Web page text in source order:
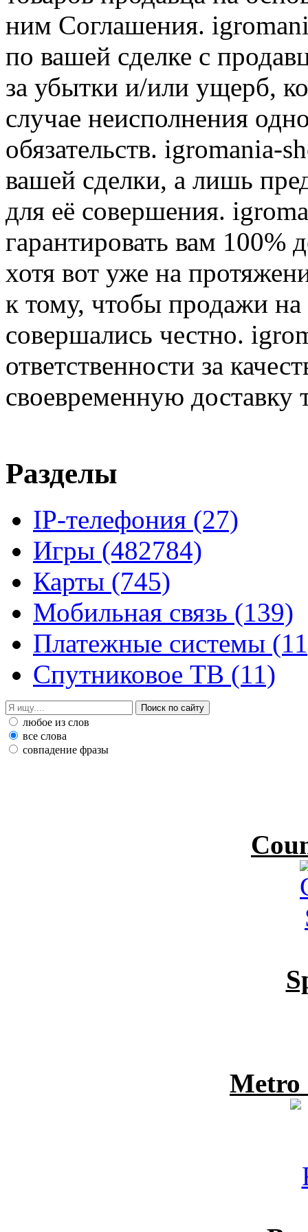
ним Соглашения.
по вашей сделке с
за убытки и/или ущерб,
случае неисполнения
обязательств. igromania-
вашей сделки, а лишь
для её совершения.
гарантировать вам 100%
хотя вот уже на
к тому, чтобы продажи
совершались честно.
ответственности за
своевременную доставку
Разделы
IP-телефония (27)
Игры (482784)
Карты (745)
Мобильная связь (139)
Платежные системы
Спутниковое ТВ (11)
любое из слов
все слова
совпадение фразы
Metro